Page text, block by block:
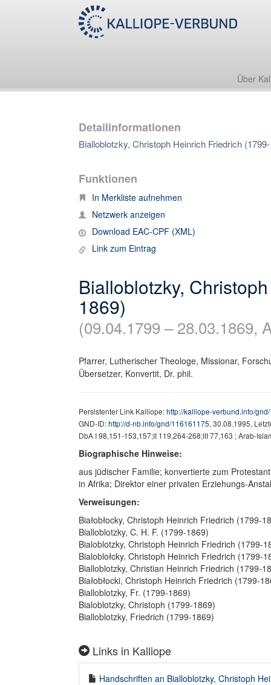
Über
Detailinformationen
Bialloblotzky, Christoph Heinrich Friedrich
Funktionen
In Merkliste aufnehmen
Netzwerk anzeigen
Download EAC-CPF (XML)
Link zum Eintrag
Bialloblotzky,
1869)
(09.04.1799 – 28.03.1869,
Pfarrer, Lutherischer Theologe, Missionar,
Übersetzer, Konvertit, Dr. phil.
Persistenter Link Kalliope:http://kalliope-verbund.info/
GND-ID:http://d-nb.info/gnd/116161175, 30.08.1995,
DbA I 98,151-153,157;II 119,264-268;III 77,163 ; Arab-
Biographische Hinweise:
aus jüdischer Familie; konvertierte zum
in Afrika; Direktor einer privaten Erziehungs-
Verweisungen:
Białobłocky, Christoph Heinrich Friedrich (1799-
Bialloblotzky, C. H. F. (1799-1869)
Bialoblotzky, Christoph Heinrich Friedrich (1799-
Bialoblołcky, Christoph Heinrich Friedrich (1799-
Bialloblotzky, Christian Heinrich Friedrich (1799-
Białobłocki, Christoph Heinrich Friedrich (1799-
Bialloblotzky, Fr. (1799-1869)
Bialoblotzky, Christoph (1799-1869)
Bialloblotzky, Friedrich (1799-1869)
Links in Kalliope
Handschriften an Bialloblotzky, Christoph